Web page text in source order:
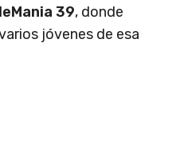
39, donde
jóvenes de esa